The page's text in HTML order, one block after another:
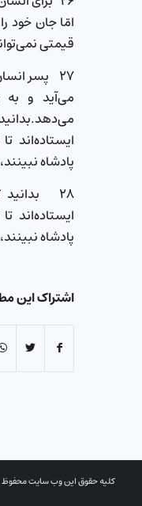
امّا جان خود
قیمتی
۲۷ پسر
می‌آید و
ایستاده‌اند
پادشاه
۲۸
ایستاده‌اند
پادشاه
اشتراک این
کلیه حقوق این وب سایت محفوظ